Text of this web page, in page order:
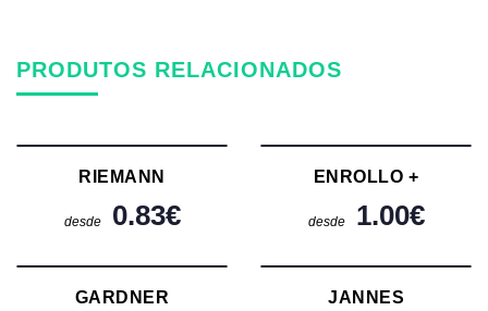
PRODUTOS RELACIONADOS
RIEMANN
desde 0.83€
ENROLLO +
desde 1.00€
GARDNER JANNES